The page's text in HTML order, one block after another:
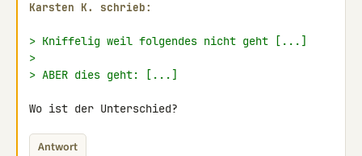
Karsten K. schrieb:
> Kniffelig weil folgendes nicht geht [...]
>
> ABER dies geht: [...]
Wo ist der Unterschied?
Antwort